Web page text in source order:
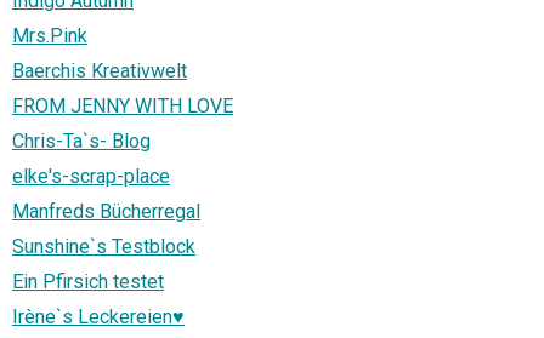
Mrs.Pink
Baerchis Kreativwelt
FROM JENNY WITH LOVE
Chris-Ta`s- Blog
elke's-scrap-place
Manfreds Bücherregal
Sunshine`s Testblock
Ein Pfirsich testet
Irène`s Leckereien♥